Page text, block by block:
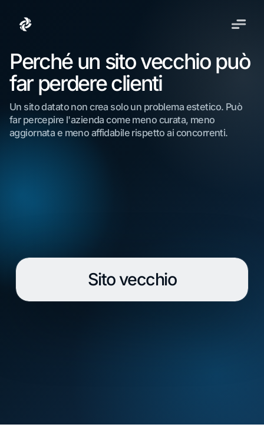
Perché un sito vecchio può
far perdere clienti
Un sito datato non crea solo un problema estetico. Può
far percepire l'azienda come meno curata, meno
aggiornata e meno affidabile rispetto ai concorrenti.
Sito vecchio